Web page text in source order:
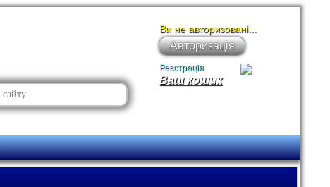
Ваш кошик
Ви не авторизовані...
Авторизація
Реєстрація